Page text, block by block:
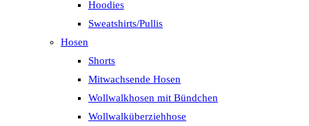
Hoodies
Sweatshirts/Pullis
Hosen
Shorts
Mitwachsende Hosen
Wollwalkhosen mit Bündchen
Wollwalküberziehhose